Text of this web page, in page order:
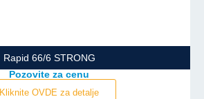
Rapid 66/6 STRONG
Pozovite za cenu
Kliknite OVDE za detalje